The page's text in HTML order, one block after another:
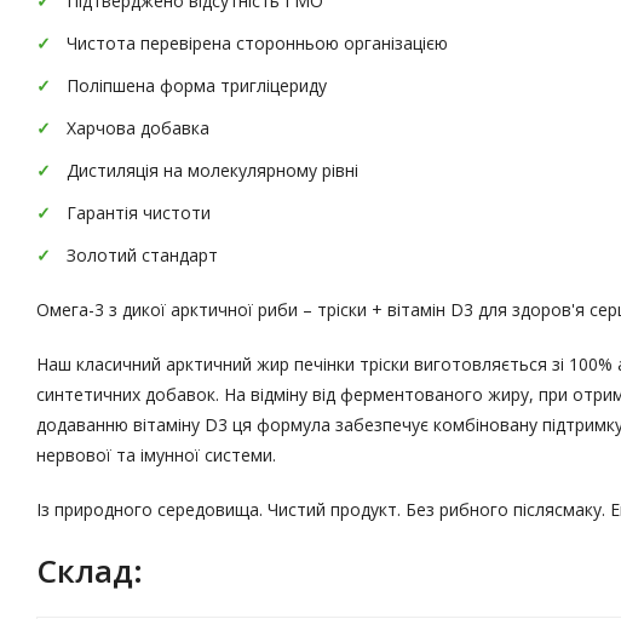
Чистота перевірена сторонньою організацією
Поліпшена форма тригліцериду
Харчова добавка
Дистиляція на молекулярному рівні
Гарантія чистоти
Золотий стандарт
Омега-3 з дикої арктичної риби – тріски + вітамін D3 для здоров'я
Наш класичний арктичний жир печінки тріски виготовляється зі
синтетичних добавок. На відміну від ферментованого жиру, при
додаванню вітаміну D3 ця формула забезпечує комбіновану
нервової та імунної системи.
Із природного середовища. Чистий продукт. Без рибного післясмаку.
Склад: